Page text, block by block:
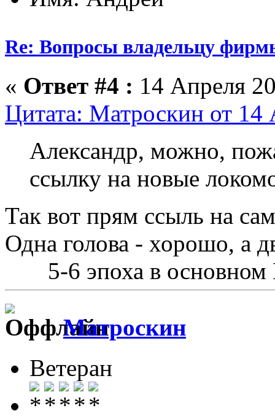
Re: Вопросы владельцу
« Ответ #4 : 14 Апреля
Цитата: Матроскин от
Александр, можно,
ссылку на новые
Так вот прям ссыль на
Одна голова - хорошо, а
5-6 эпоха в основном
Матроскин
Ветеран